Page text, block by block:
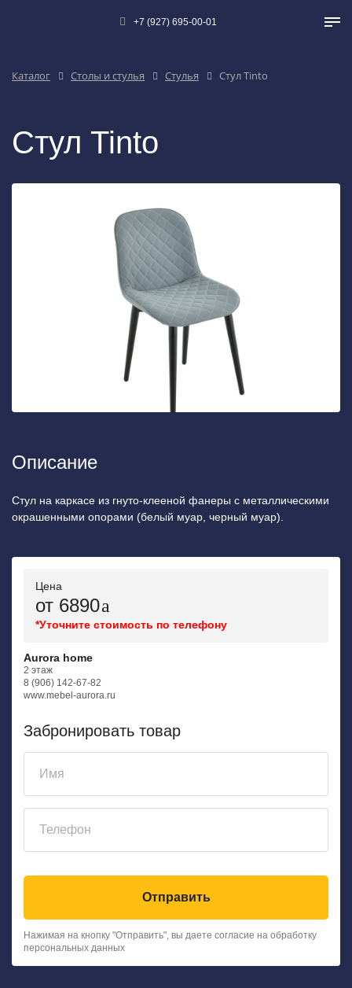
+7 (927) 695-00-01
Каталог Столы и стулья Стулья Стул Tinto
Стул Tinto
Описание
Стул на каркасе из гнуто-клееной фанеры с металлическими
окрашенными опорами (белый муар, черный муар).
Цена
от 6890
*Уточните стоимость по телефону
Aurora home
2 этаж
8 (906) 142-67-82
www.mebel-aurora.ru
Забронировать товар
Отправить
Нажимая на кнопку "Отправить", вы даете согласие на обработку
персональных данных